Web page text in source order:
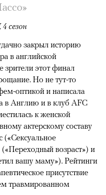
сезон
закрыл историю
в английской
зрители этот финал
Но не тут-то
оптикой и написала
в Англию и в клуб AFC
к женской
актерскому составу
(«Сексуальное
возраст») и
вашу маму»). Рейтинги
присутствие
травмированном